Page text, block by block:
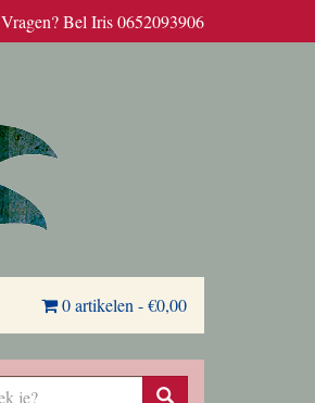
Vragen? Bel Iris 0652093906
0 artikelen -€0,00